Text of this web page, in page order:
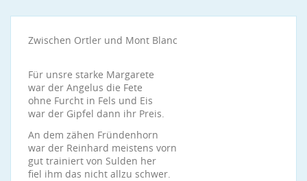
Zwischen Ortler und Mont Blanc
Für unsre starke Margarete
war der Angelus die Fete
ohne Furcht in Fels und Eis
war der Gipfel dann ihr Preis.
An dem zähen Fründenhorn
war der Reinhard meistens vorn
gut trainiert von Sulden her
fiel ihm das nicht allzu schwer.